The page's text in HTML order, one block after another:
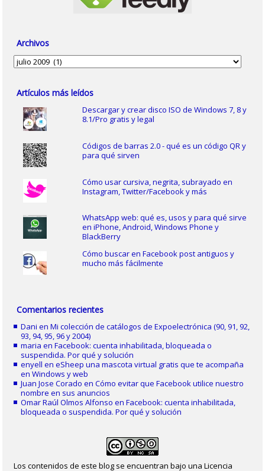
Archivos
Archivos
Artículos más leídos
Descargar y crear disco ISO de Windows 7, 8 y
8.1/Pro gratis y legal
Códigos de barras 2.0 - qué es un código QR y
para qué sirven
Cómo usar cursiva, negrita, subrayado en
Instagram, Twitter/Facebook y más
WhatsApp web: qué es, usos y para qué sirve
en iPhone, Android, Windows Phone y
BlackBerry
Cómo buscar en Facebook post antiguos y
mucho más fácilmente
Comentarios recientes
Dani enMi colección de catálogos de Expoelectrónica (90, 91, 92,
93, 94, 95, 96 y 2004)
maria enFacebook: cuenta inhabilitada, bloqueada o
suspendida. Por qué y solución
enyell eneSheep una mascota virtual gratis que te acompaña
en Windows y web
Juan Jose Corado enCómo evitar que Facebook utilice nuestro
nombre en sus anuncios
Omar Raúl Olmos Alfonso enFacebook: cuenta inhabilitada,
bloqueada o suspendida. Por qué y solución
Los contenidos de este blog se encuentran bajo una Licencia